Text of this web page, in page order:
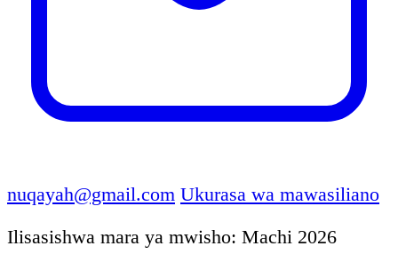
nuqayah@gmail.com Ukurasa wa mawasiliano
Ilisasishwa mara ya mwisho: Machi 2026